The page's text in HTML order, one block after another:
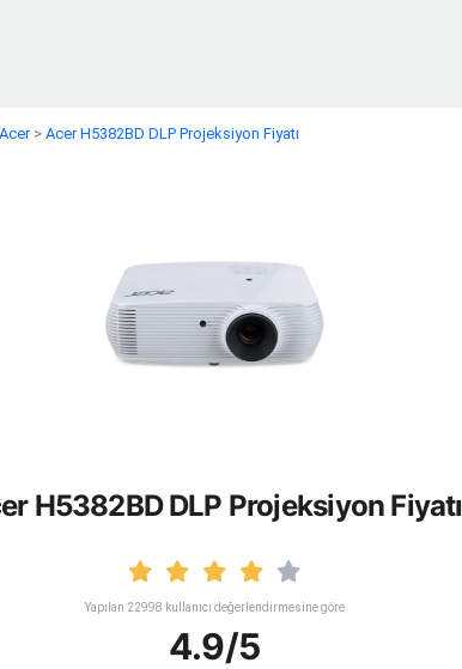
Acer> Acer H5382BD DLP Projeksiyon Fiyatı
H5382BD DLP Projeksiyon Fiyatı
Yapılan 22998 kullanıcı değerlendirmesine göre
4.9/5